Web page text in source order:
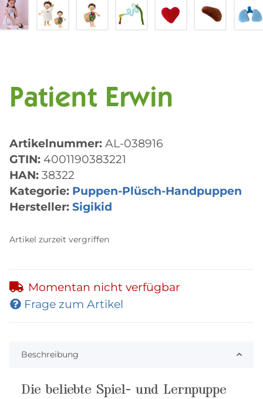
Patient Erwin
Artikelnummer: AL-038916
GTIN: 4001190383221
HAN: 38322
Kategorie: Puppen-Plüsch-Handpuppen
Hersteller: Sigikid
Artikel zurzeit vergriffen
Momentan nicht verfügbar
Frage zum Artikel
Beschreibung
Die beliebte Spiel- und Lernpuppe